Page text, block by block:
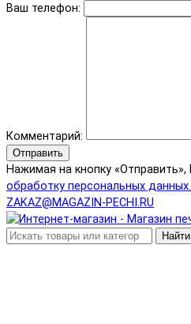
Ваш телефон:
Комментарий:
Отправить
Нажимая на кнопку «Отправить»,
обработку персональных данных.
ZAKAZ@MAGAZIN-PECHI.RU
Найти